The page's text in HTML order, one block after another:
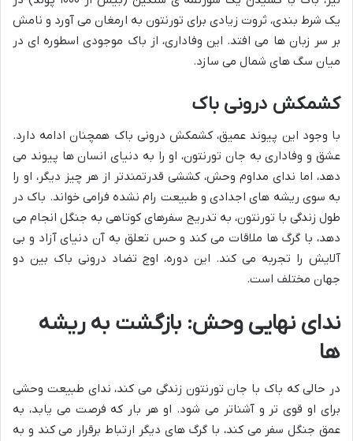
یک شرط بندی، ثروت زیادی برای تورنتون به ارمغان می آورد و نامش
بر سر زبان ها می افتد. این وفاداری، از باک موجودی اسطوره ای در
میان سگ های شمال می سازد.
کشمکش درونی باک
با وجود این پیوند عمیق، کشمکش درونی باک همچنان ادامه دارد.
عشق و وفاداری به جان تورنتون، او را به دنیای انسان ها پیوند می
دهد، اما ندای مداوم وحش، کششی قدرتمندتر از هر چیز دیگر، او را
به سوی ریشه های اجدادی و طبیعت رام نشده فرامی خواند. باک در
طول زندگی با تورنتون، به تدریج سفرهای کوتاهی به جنگل انجام می
دهد، با گرگ ها ملاقات می کند و حس تعلق به آن دنیای آزاد و بی
آلایش را تجربه می کند. این دوره، اوج تضاد درونی باک بین دو
جهان مختلف است.
ندای نهایی وحش: بازگشت به ریشه
ها
در حالی که باک با جان تورنتون زندگی می کند، ندای طبیعت وحشی
برای او قوی تر و آشناتر می شود. او هر بار که فرصت می یابد، به
عمق جنگل سفر می کند، با گرگ های دیگر ارتباط برقرار می کند و به